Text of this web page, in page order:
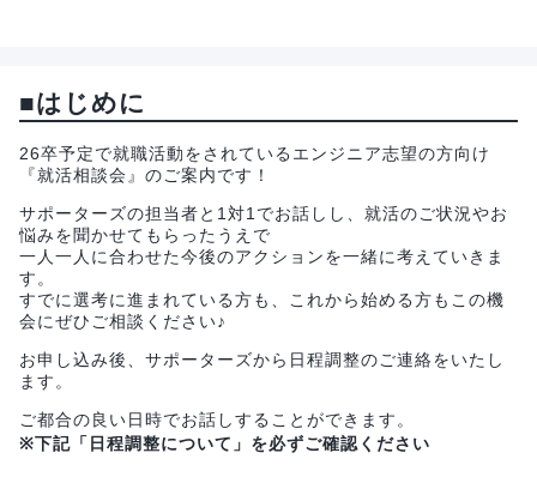
■はじめに
26卒予定で就職活動をされているエンジニア志望の方向け
『就活相談会』のご案内です！
サポーターズの担当者と1対1でお話しし、就活のご状況やお
悩みを聞かせてもらったうえで
一人一人に合わせた今後のアクションを一緒に考えていきま
す。
すでに選考に進まれている方も、これから始める方もこの機
会にぜひご相談ください♪
お申し込み後、サポーターズから日程調整のご連絡をいたし
ます。
ご都合の良い日時でお話しすることができます。
※下記「日程調整について」を必ずご確認ください